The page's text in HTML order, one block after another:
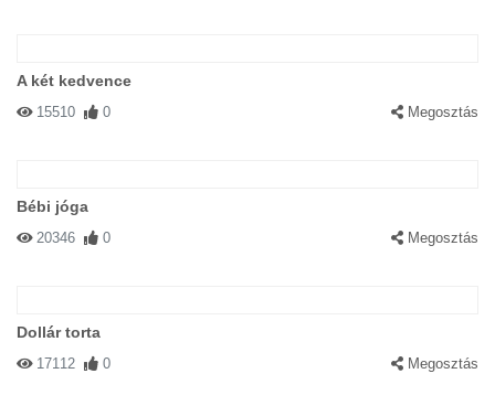
A két kedvence
15510 0 Megosztás
Bébi jóga
20346 0 Megosztás
Dollár torta
17112 0 Megosztás